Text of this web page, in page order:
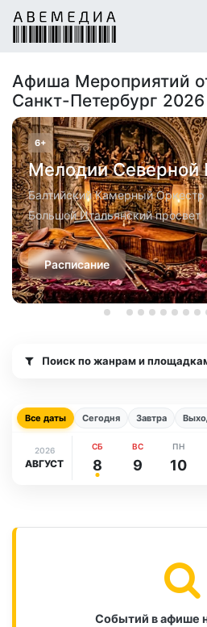
Афиша Мероприятий
Санкт-Петербург 2026
6+
Мелодии Северной
Балтийский Камерный Оркестр
Большой Итальянский просвет
Расписание
Поиск по жанрам и
Все даты Сегодня Завтра
2026
АВГУСТ
СБ
8
ВС
9
ПН
10
Событий в афише